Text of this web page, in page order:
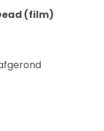
(film)